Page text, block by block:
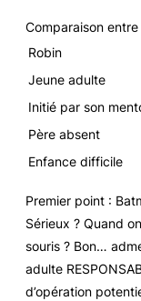
Comparaison
Robin
Jeune adulte
Initié par son
Père absent
Enfance difficile
Premier point :
Sérieux ? Quand
souris ? Bon…
adulte
d’opération